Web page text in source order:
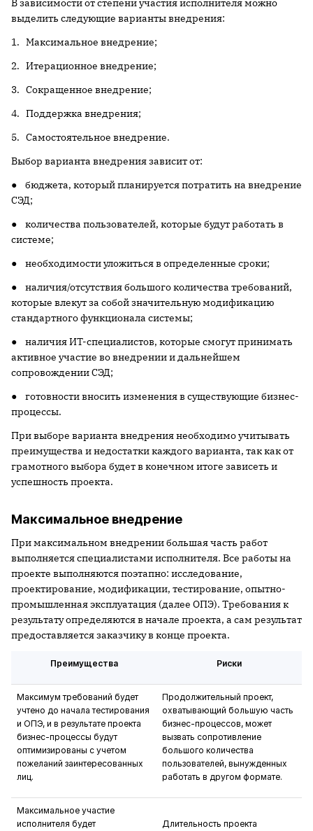
В зависимости от степени участия исполнителя можно
выделить следующие варианты внедрения:
1. Максимальное внедрение;
2. Итерационное внедрение;
3. Сокращенное внедрение;
4. Поддержка внедрения;
5. Самостоятельное внедрение.
Выбор варианта внедрения зависит от:
● бюджета, который планируется потратить на внедрение
СЭД;
● количества пользователей, которые будут работать в
системе;
● необходимости уложиться в определенные сроки;
● наличия/отсутствия большого количества требований,
которые влекут за собой значительную модификацию
стандартного функционала системы;
● наличия ИТ-специалистов, которые смогут принимать
активное участие во внедрении и дальнейшем
сопровождении СЭД;
● готовности вносить изменения в существующие бизнес-
процессы.
При выборе варианта внедрения необходимо учитывать
преимущества и недостатки каждого варианта, так как от
грамотного выбора будет в конечном итоге зависеть и
успешность проекта.
Максимальное внедрение
Примаксимальном внедрении большая часть работ
выполняется специалистами исполнителя. Все работы на
проекте выполняются поэтапно: исследование,
проектирование, модификации, тестирование, опытно-
промышленная эксплуатация (далее ОПЭ). Требования к
результату определяются в начале проекта, а сам результат
предоставляется заказчику в конце проекта.
Преимущества Риски
Максимум требований будет
учтено до начала тестирования
и ОПЭ, и в результате проекта
бизнес-процессы будут
оптимизированы с учетом
пожеланий заинтересованных
лиц.
Продолжительный проект,
охватывающий большую часть
бизнес-процессов, может
вызвать сопротивление
большого количества
пользователей, вынужденных
работать в другом формате.
Максимальное участие
исполнителя будет
Длительность проекта